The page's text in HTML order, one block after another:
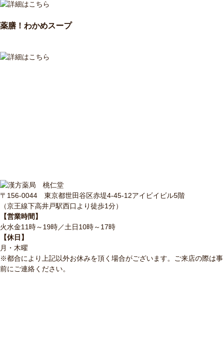
薬膳！わかめスープ
〒156-0044 東京都世田谷区赤堤4-45-12アイビイビル5階
（京王線下高井戸駅西口より徒歩1分）
【営業時間】
火水金11時～19時／土日10時～17時
【休日】
月・木曜
※都合により上記以外お休みを頂く場合がございます。ご来店の際は事
前にご連絡ください。